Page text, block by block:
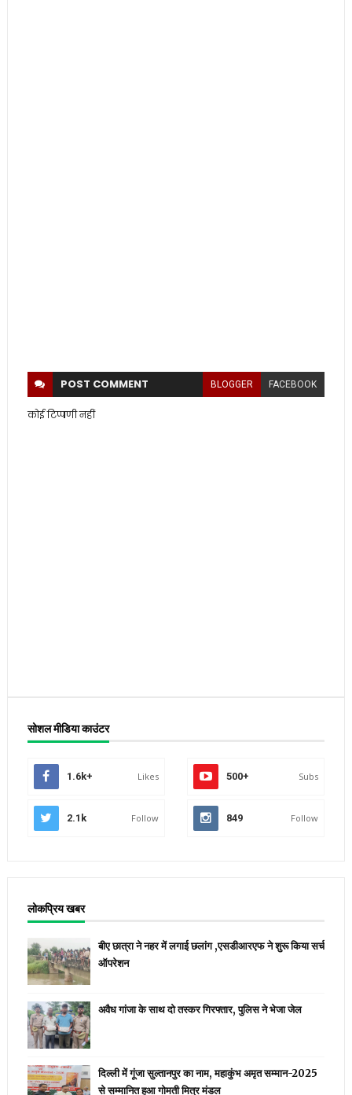
POST COMMENT BLOGGER FACEBOOK
कोई टिप्पणी नहीं
सोशल मीडिया काउंटर
1.6k+ Likes 500+ Subs
2.1k Follow 849 Follow
लोकप्रिय खबर
बीए छात्रा ने नहर में लगाई छलांग ,एसडीआरएफ ने शुरू किया सर्च
ऑपरेशन
अवैध गांजा के साथ दो तस्कर गिरफ्तार, पुलिस ने भेजा जेल
दिल्ली में गूंजा सुल्तानपुर का नाम, महाकुंभ अमृत सम्मान-2025
से सम्मानित हुआ गोमती मित्र मंडल